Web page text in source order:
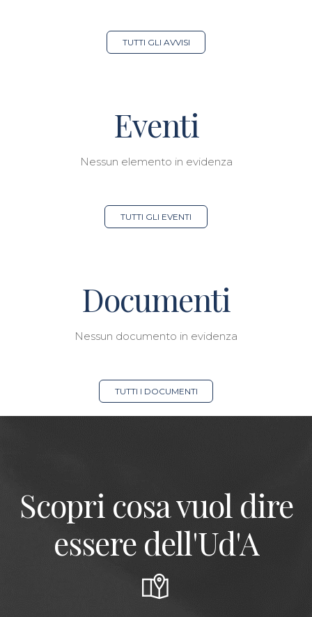
TUTTI GLI AVVISI
Eventi
Nessun elemento in evidenza
TUTTI GLI EVENTI
Documenti
Nessun documento in evidenza
TUTTI I DOCUMENTI
Scopri cosa vuol dire
essere dell'Ud'A